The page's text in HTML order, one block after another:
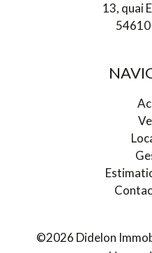
13, quai
©2026 Didelon